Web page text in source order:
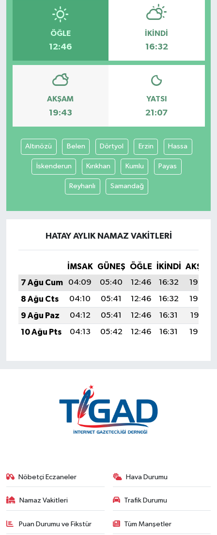
ÖĞLE
12:46
İKINDI
16:32
AKŞAM
19:43
YATSI
21:07
Altınözü Belen Dörtyol Erzin Hassa
İskenderun Kırıkhan Kumlu Payas
Reyhanlı Samandağ
HATAY AYLIK NAMAZ VAKITLERI
İMSAK GÜNEŞ ÖĞLE İKINDI
AKŞAM
7 Ağu Cum
04:09 05:40 12:46 16:32
19:43
8 Ağu Cts
04:10 05:41 12:46 16:32
19:42
9 Ağu Paz
04:12 05:41 12:46 16:31
19:41
10 Ağu Pts
04:13 05:42 12:46 16:31 19:39
Nöbetçi Eczaneler Hava Durumu
Namaz Vakitleri Trafik Durumu
Puan Durumu ve Fikstür Tüm Manşetler